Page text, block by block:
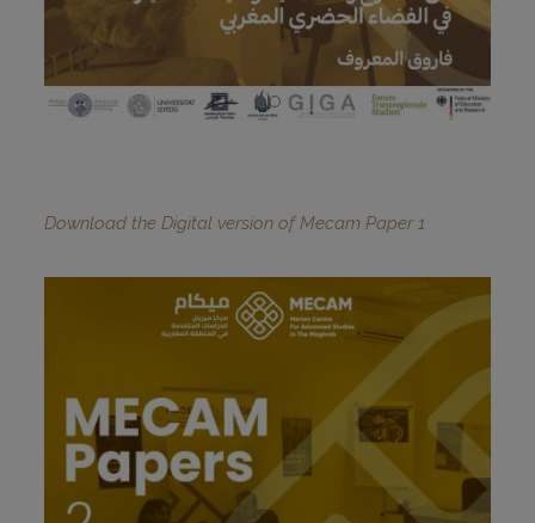
Download the Digital version of Mecam Paper 1